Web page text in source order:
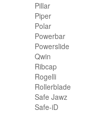
Pillar
Piper
Polar
Powerbar
Powerslide
Qwin
Ribcap
Rogelli
Rollerblade
Safe Jawz
Safe-iD